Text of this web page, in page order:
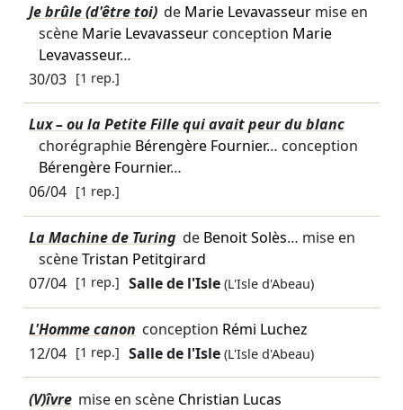
Je brûle (d'être toi) de Marie Levavasseurmise en
scène Marie Levavasseurconception Marie
Levavasseur…
30/03 [1 rep.]
Lux – ou la Petite Fille qui avait peur du blanc
chorégraphie Bérengère Fournier… conception
Bérengère Fournier…
06/04 [1 rep.]
La Machine de Turing de Benoit Solès… mise en
scèneTristan Petitgirard
07/04 [1 rep.] Salle de l'Isle (L'Isle d'Abeau)
L'Homme canon conception Rémi Luchez
12/04 [1 rep.] Salle de l'Isle (L'Isle d'Abeau)
(V)îvre mise en scène Christian Lucas